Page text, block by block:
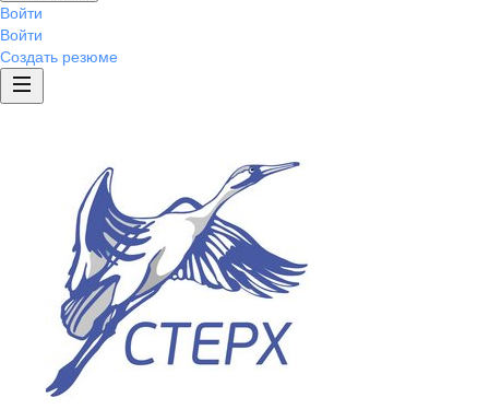
Войти
Войти
Создать резюме